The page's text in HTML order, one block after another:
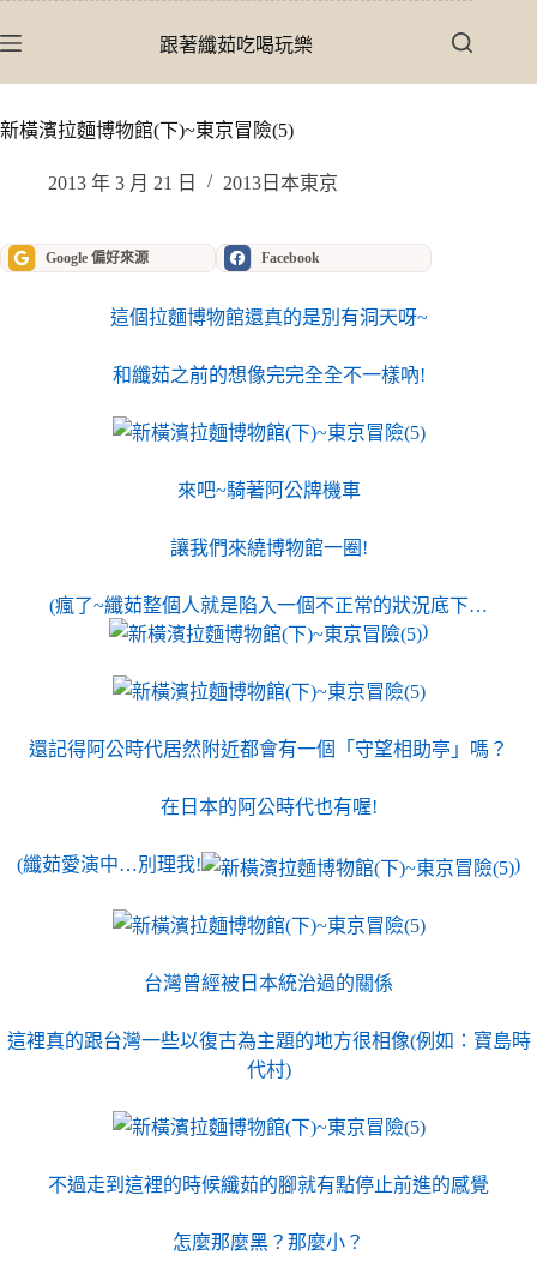
至
內
跟著纖茹吃喝玩樂
新橫濱拉麵博物館(下)~東京冒險(5)
2013 年 3 月 21 日 2013日本東京
Google 偏好來源 Facebook
這個拉麵博物館還真的是別有洞天呀~
和纖茹之前的想像完完全全不一樣吶!
來吧~騎著阿公牌機車
讓我們來繞博物館一圈!
(瘋了~纖茹整個人就是陷入一個不正常的狀況底下…
)
還記得阿公時代居然附近都會有一個「守望相助亭」嗎？
在日本的阿公時代也有喔!
(纖茹愛演中…別理我! )
台灣曾經被日本統治過的關係
這裡真的跟台灣一些以復古為主題的地方很相像(例如：寶島時
代村)
不過走到這裡的時候纖茹的腳就有點停止前進的感覺
怎麼那麼黑？那麼小？